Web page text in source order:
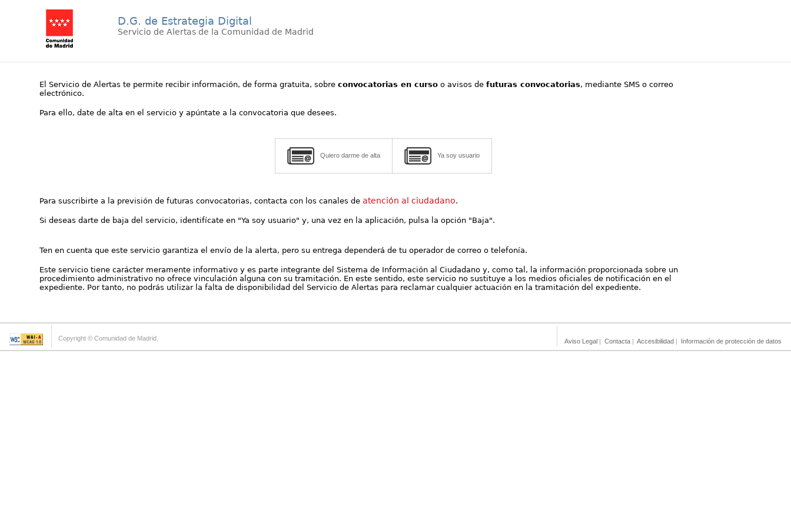
D.G. de Estrategia Digital
Servicio de Alertas de la Comunidad de Madrid
El Servicio de Alertas te permite recibir información, de forma gratuita, sobreconvocatorias en curso o avisos defuturas convocatorias, mediante SMS o correo
electrónico.
Para ello, date de alta en el servicio y apúntate a la convocatoria que desees.
Quiero darme de alta Ya soy usuario
Para suscribirte a la previsión de futuras convocatorias, contacta con los canales deatención al ciudadano.
Si deseas darte de baja del servicio, identifícate en "Ya soy usuario" y, una vez en la aplicación, pulsa la opción "Baja".
Ten en cuenta que este servicio garantiza el envío de la alerta, pero su entrega dependerá de tu operador de correo o telefonía.
Este servicio tiene carácter meramente informativo y es parte integrante del Sistema de Información al Ciudadano y, como tal, la información proporcionada sobre un
procedimiento administrativo no ofrece vinculación alguna con su tramitación. En este sentido, este servicio no sustituye a los medios oficiales de notificación en el
expediente. Por tanto, no podrás utilizar la falta de disponibilidad del Servicio de Alertas para reclamar cualquier actuación en la tramitación del expediente.
Copyright © Comunidad de Madrid. Aviso Legal | Contacta | Accesibilidad | Información de protección de datos